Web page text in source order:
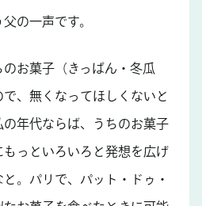
の一声です。
お菓子（きっぱん・冬瓜
、無くなってほしくないと
年代ならば、うちのお菓子
っといろいろと発想を広げ
。パリで、パット・ドゥ・